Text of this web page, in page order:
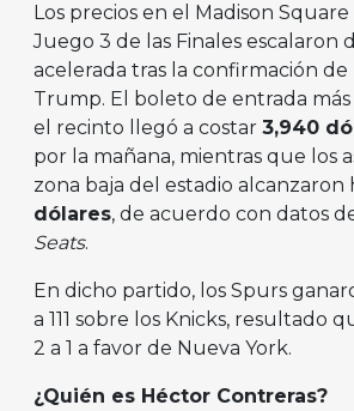
Los precios en el Madison Square
Juego 3 de las Finales escalaron
acelerada tras la confirmación de
Trump. El boleto de entrada
el recinto llegó a costar 3,940
por la mañana, mientras que los
zona baja del estadio alcanzaron
dólares, de acuerdo con datos
Seats.
En dicho partido, los Spurs
a 111 sobre los Knicks, resultado
2 a 1 a favor de Nueva York.
¿Quién es Héctor Contreras?